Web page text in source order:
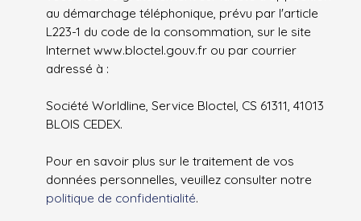
au démarchage téléphonique, prévu par l'article
L223-1 du code de la consommation, sur le site
Internet www.bloctel.gouv.fr ou par courrier
adressé à :
Société Worldline, Service Bloctel, CS 61311, 41013
BLOIS CEDEX.
Pour en savoir plus sur le traitement de vos
données personnelles, veuillez consulter notre
politique de confidentialité.